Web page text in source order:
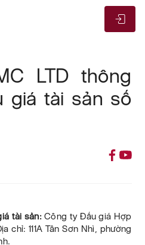
LTD thông
giá tài sản số
tài sản: Công ty Đấu giá Hợp
chỉ: 111A Tân Sơn Nhì, phường